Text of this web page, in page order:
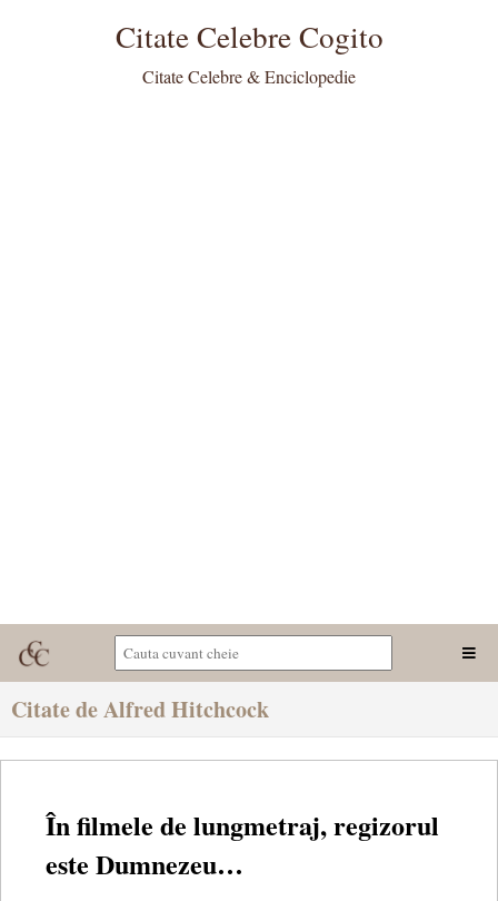
Citate Celebre Cogito
Citate Celebre & Enciclopedie
Citate de Alfred Hitchcock
În filmele de lungmetraj, regizorul
este Dumnezeu…